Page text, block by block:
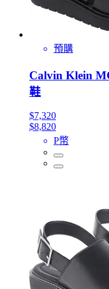
預購
Calvin Klein
鞋
$7,320
$8,820
P幣